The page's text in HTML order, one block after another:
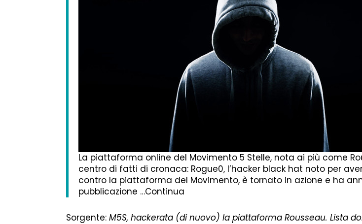
La piattaforma online del Movimento 5 Stelle, nota ai più come
centro di fatti di cronaca: Rogue0, l’hacker black hat noto per
contro la piattaforma del Movimento, è tornato in azione e ha
pubblicazione …Continua
Sorgente:M5S, hackerata (di nuovo) la piattaforma Rousseau. Lista